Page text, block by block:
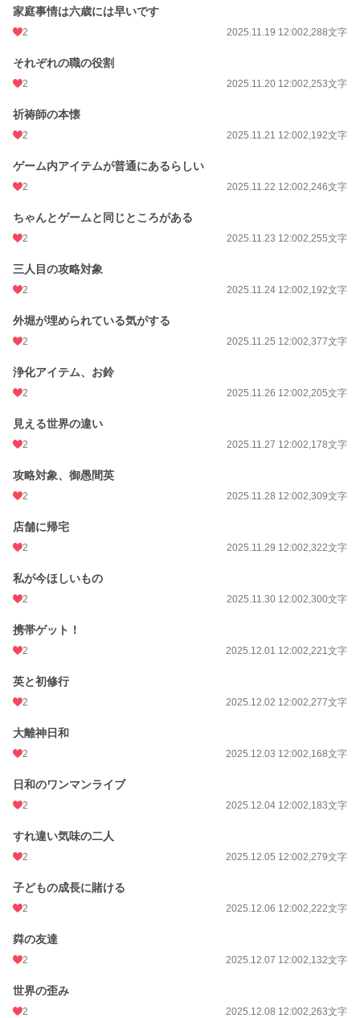
家庭事情は六歳には早いです
2 2025.11.19 12:002,288文字
それぞれの職の役割
2 2025.11.20 12:002,253文字
祈祷師の本懐
2 2025.11.21 12:002,192文字
ゲーム内アイテムが普通にあるらしい
2 2025.11.22 12:002,246文字
ちゃんとゲームと同じところがある
2 2025.11.23 12:002,255文字
三人目の攻略対象
2 2025.11.24 12:002,192文字
外堀が埋められている気がする
2 2025.11.25 12:002,377文字
浄化アイテム、お鈴
2 2025.11.26 12:002,205文字
見える世界の違い
2 2025.11.27 12:002,178文字
攻略対象、御愚間英
2 2025.11.28 12:002,309文字
店舗に帰宅
2 2025.11.29 12:002,322文字
私が今ほしいもの
2 2025.11.30 12:002,300文字
携帯ゲット！
2 2025.12.01 12:002,221文字
英と初修行
2 2025.12.02 12:002,277文字
大離神日和
2 2025.12.03 12:002,168文字
日和のワンマンライブ
2 2025.12.04 12:002,183文字
すれ違い気味の二人
2 2025.12.05 12:002,279文字
子どもの成長に賭ける
2 2025.12.06 12:002,222文字
粦の友達
2 2025.12.07 12:002,132文字
世界の歪み
2 2025.12.08 12:002,263文字